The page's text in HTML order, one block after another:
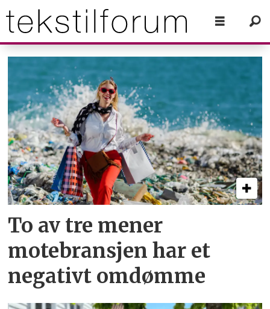
Tag:
motebransjen
To av tre mener
motebransjen har et
negativt omdømme